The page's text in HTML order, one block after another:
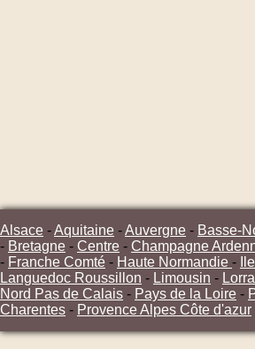
Alsace -Aquitaine -Auvergne - Basse-
- Bretagne - Centre - Champagne
- Franche Comté - Haute Normandie -
Languedoc Roussillon - Limousin -
Nord Pas de Calais - Pays de la Loire -
Charentes - Provence Alpes Côte d'azur